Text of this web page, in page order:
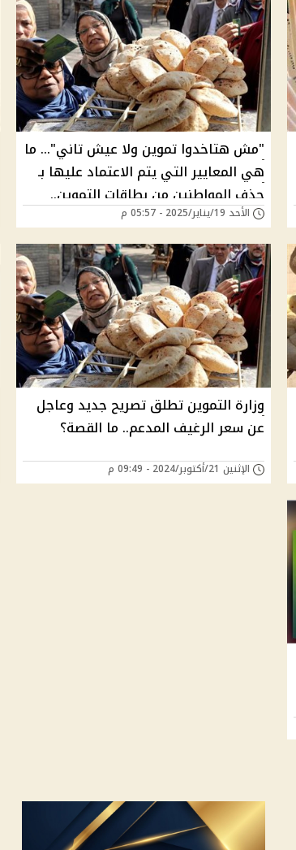
"مش هتاخدوا تموين ولا عيش تاني"... ما
هي المعايير التي يتم الاعتماد عليها بـ
حذف المواطنين من بطاقات التموين..
معايير جديدة ومتغيرة!
الأحد 19/يناير/2025 - 05:57 م
وزارة التموين تطلق تصريح جديد وعاجل
عن سعر الرغيف المدعم.. ما القصة؟
الإثنين 21/أكتوبر/2024 - 09:49 م